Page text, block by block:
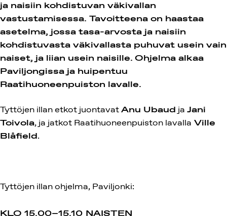
ja naisiin kohdistuvan väkivallan
vastustamisessa. Tavoitteena on haastaa
asetelma, jossa tasa-arvosta ja naisiin
kohdistuvasta väkivallasta puhuvat usein vain
naiset, ja liian usein naisille. Ohjelma alkaa
Paviljongissa ja huipentuu
Raatihuoneenpuiston lavalle.
Tyttöjen illan etkot juontavat Anu Ubaud ja Jani
Toivola, ja jatkot Raatihuoneenpuiston lavalla Ville
Blåfield.
Tyttöjen illan ohjelma, Paviljonki:
KLO 15.00–15.10 NAISTEN